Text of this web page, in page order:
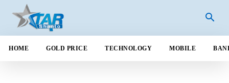
HOME GOLD PRICE TECHNOLOGY MOBILE